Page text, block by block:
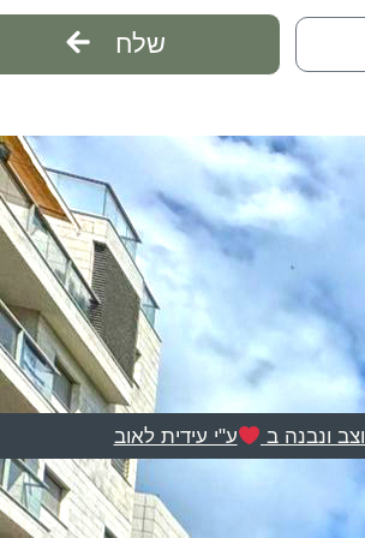
שלח
ונבנה ב ע"י עידית לאוב